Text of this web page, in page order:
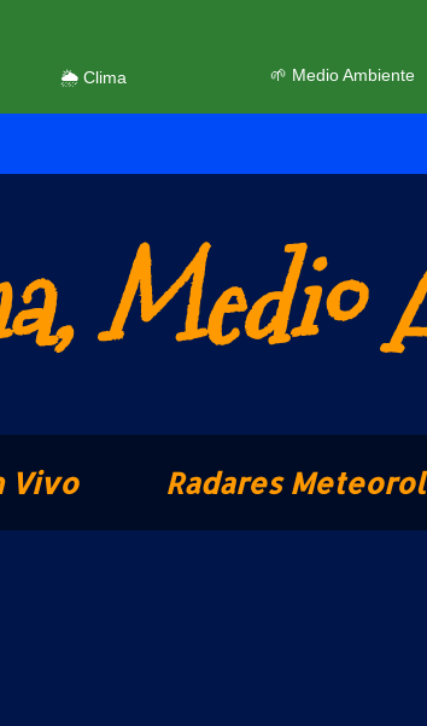
Medio
🌦️ Clima 🌱 Medio Ambiente
Vivo Radares